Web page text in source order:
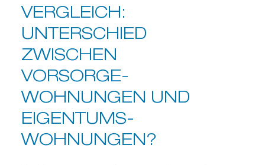
VERGLEICH:
UNTERSCHIED
ZWISCHEN
VORSORGE­
WOHNUNGEN UND
EIGENTUMS­
WOHNUNGEN?